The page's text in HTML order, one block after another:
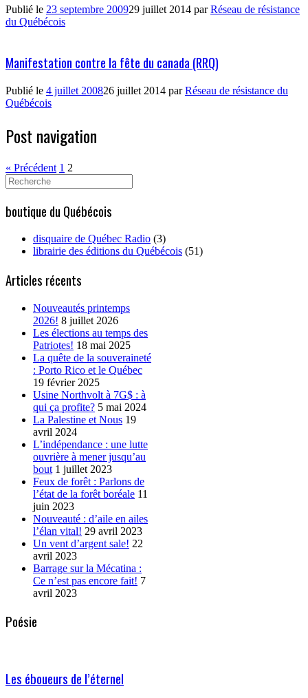
Publié le 23 septembre 200929 juillet 2014 parRéseau de résistance
du Québécois
Manifestation contre la fête du canada (RRQ)
Publié le 4 juillet 200826 juillet 2014 parRéseau de résistance du
Québécois
Post navigation
« Précédent 1 2
Search
for:
boutique du Québécois
disquaire de Québec Radio (3)
librairie des éditions du Québécois (51)
Articles récents
Nouveautés printemps
2026! 8 juillet 2026
Les élections au temps des
Patriotes! 18 mai 2025
La quête de la souveraineté
: Porto Rico et le Québec
19 février 2025
Usine Northvolt à 7G$ : à
qui ça profite? 5 mai 2024
La Palestine et Nous 19
avril 2024
L’indépendance : une lutte
ouvrière à mener jusqu’au
bout 1 juillet 2023
Feux de forêt : Parlons de
l’état de la forêt boréale 11
juin 2023
Nouveauté : d’aile en ailes
l’élan vital! 29 avril 2023
Un vent d’argent sale! 22
avril 2023
Barrage sur la Mécatina :
Ce n’est pas encore fait! 7
avril 2023
Poésie
Les éboueurs de l’éternel